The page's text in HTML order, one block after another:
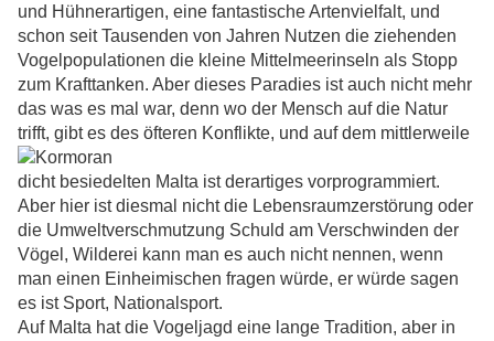
und Hühnerartigen, eine fantastische Artenvielfalt, und
schon seit Tausenden von Jahren Nutzen die ziehenden
Vogelpopulationen die kleine Mittelmeerinseln als Stopp
zum Krafttanken. Aber dieses Paradies ist auch nicht mehr
das was es mal war, denn wo der Mensch auf die Natur
trifft, gibt es des öfteren Konflikte, und auf dem mittlerweile
dicht besiedelten Malta ist derartiges vorprogrammiert.
Aber hier ist diesmal nicht die Lebensraumzerstörung oder
die Umweltverschmutzung Schuld am Verschwinden der
Vögel, Wilderei kann man es auch nicht nennen, wenn
man einen Einheimischen fragen würde, er würde sagen
es ist Sport, Nationalsport.
Auf Malta hat die Vogeljagd eine lange Tradition, aber in